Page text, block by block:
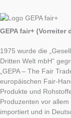
GEPA fair+ (Vorreiter
1975 wurde die
Dritten Welt mbH“
„GEPA – The Fair
europäischen Fair-
Produkte und
Produzenten vor
importiert und in